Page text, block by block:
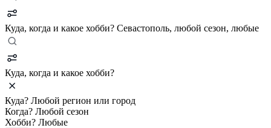
Куда, когда и какое хобби? Севастополь, любой сезон, любые
Куда, когда и какое хобби?
Куда? Любой регион или город
Когда? Любой сезон
Хобби? Любые